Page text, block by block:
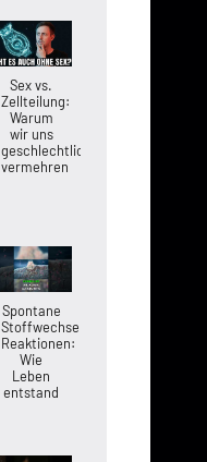
Sex vs.
Zellteilung:
Warum
wir uns
geschlechtlich
vermehren
Spontane
Stoffwechsel-
Reaktionen:
Wie
Leben
entstand